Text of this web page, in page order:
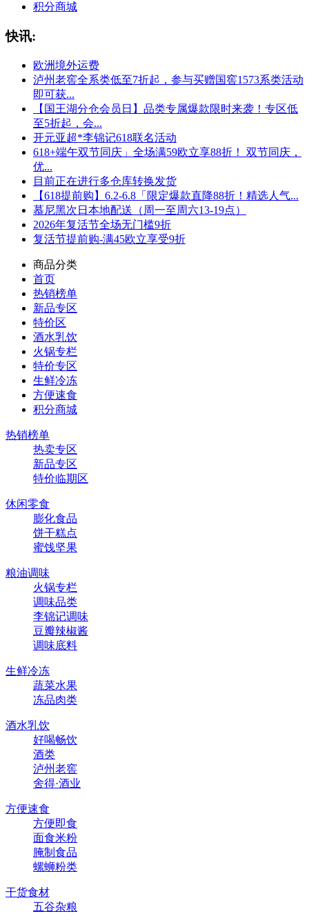
积分商城
快讯:
欧洲境外运费
泸州老窖全系类低至7折起，参与买赠国窖1573系类活动
即可获...
【国王湖分仓会员日】品类专属爆款限时来袭！专区低
至5折起，会...
开元亚超*李锦记618联名活动
618+端午双节同庆」全场满59欧立享88折！ 双节同庆，
优...
目前正在进行多仓库转换发货
【618提前购】6.2-6.8「限定爆款直降88折！精选人气...
慕尼黑次日本地配送（周一至周六13-19点）
2026年复活节全场无门槛9折
复活节提前购-满45欧立享受9折
商品分类
首页
热销榜单
新品专区
特价区
酒水乳饮
火锅专栏
特价专区
生鲜冷冻
方便速食
积分商城
热销榜单
热卖专区
新品专区
特价临期区
休闲零食
膨化食品
饼干糕点
蜜饯坚果
粮油调味
火锅专栏
调味品类
李锦记调味
豆瓣辣椒酱
调味底料
生鲜冷冻
蔬菜水果
冻品肉类
酒水乳饮
好喝畅饮
酒类
泸州老窖
舍得·酒业
方便速食
方便即食
面食米粉
腌制食品
螺蛳粉类
干货食材
五谷杂粮